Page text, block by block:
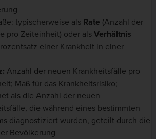
typischerweise als Rate (Anzahl der
pro Zeiteinheit) oder als Verhältnis
einer Krankheit in einer
Anzahl der neuen Krankheitsfälle pro
Maß für das Krankheitsrisiko;
als die Anzahl der neuen
die während eines bestimmten
diagnostiziert wurden, geteilt durch die
Bevölkerung